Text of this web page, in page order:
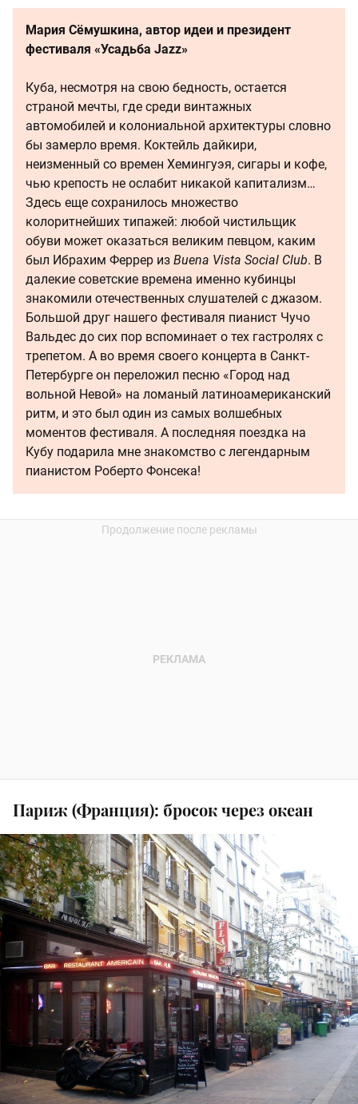
Мария Сёмушкина, автор идеи и президент
фестиваля «Усадьба Jazz»
Куба, несмотря на свою бедность, остается
страной мечты, где среди винтажных
автомобилей и колониальной архитектуры словно
бы замерло время. Коктейль дайкири,
неизменный со времен Хемингуэя, сигары и кофе,
чью крепость не ослабит никакой капитализм…
Здесь еще сохранилось множество
колоритнейших типажей: любой чистильщик
обуви может оказаться великим певцом, каким
был Ибрахим Феррер из Buena Vista Social Club. В
далекие советские времена именно кубинцы
знакомили отечественных слушателей с джазом.
Большой друг нашего фестиваля пианист Чучо
Вальдес до сих пор вспоминает о тех гастролях с
трепетом. А во время своего концерта в Санкт-
Петербурге он переложил песню «Город над
вольной Невой» на ломаный латиноамериканский
ритм, и это был один из самых волшебных
моментов фестиваля. А последняя поездка на
Кубу подарила мне знакомство с легендарным
пианистом Роберто Фонсека!
Париж (Франция): бросок через океан